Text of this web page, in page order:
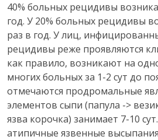
40% больных рецидивы
год. У 20% больных рецидивы
раз в год. У лиц,
рецидивы реже проявляются
как правило, возникают на
многих больных за 1-2 сут до
отмечаются продромальные
элементов сыпи (папула ->
язва корочка) занимает 7-10
атипичные язвенные